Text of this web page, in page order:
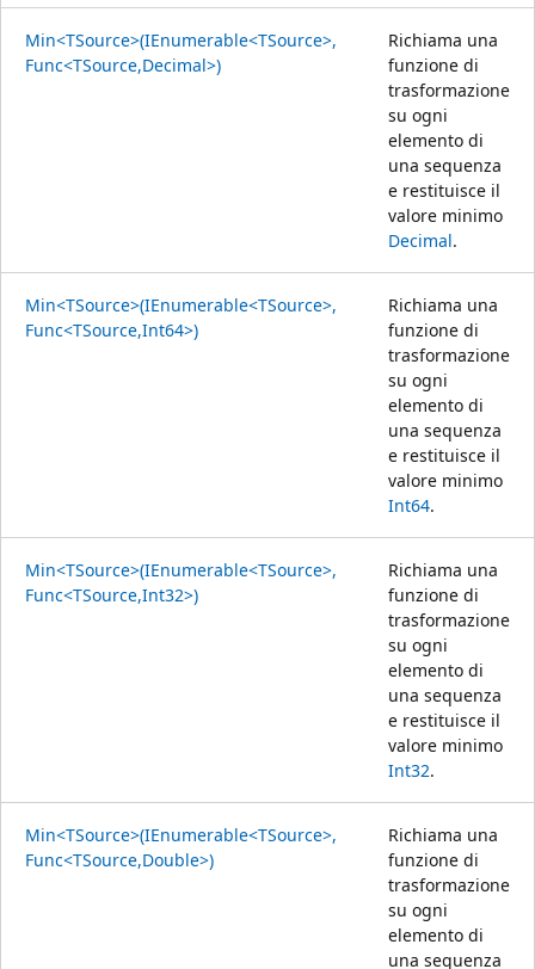
Min<TSource>(IEnumerable<TSource>,
Func<TSource,Decimal>)
Richiama una
funzione di
trasformazione
su ogni
elemento di
una sequenza
e restituisce il
valore minimo
Decimal.
Min<TSource>(IEnumerable<TSource>,
Func<TSource,Int64>)
Richiama una
funzione di
trasformazione
su ogni
elemento di
una sequenza
e restituisce il
valore minimo
Int64.
Min<TSource>(IEnumerable<TSource>,
Func<TSource,Int32>)
Richiama una
funzione di
trasformazione
su ogni
elemento di
una sequenza
e restituisce il
valore minimo
Int32.
Min<TSource>(IEnumerable<TSource>,
Func<TSource,Double>)
Richiama una
funzione di
trasformazione
su ogni
elemento di
una sequenza